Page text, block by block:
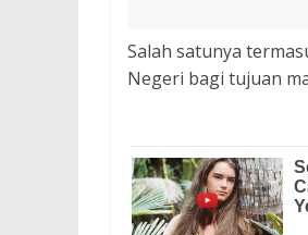
Salah satunya
Negeri bagi tujuan